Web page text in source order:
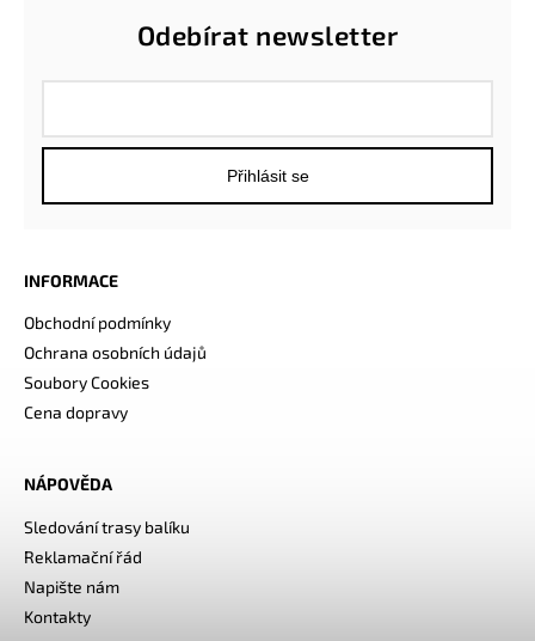
INFORMACE
Obchodní podmínky
Ochrana osobních údajů
Soubory Cookies
Cena dopravy
NÁPOVĚDA
Sledování trasy balíku
Reklamační řád
Napište nám
Kontakty
Odebírat newsletter
Přihlásit se